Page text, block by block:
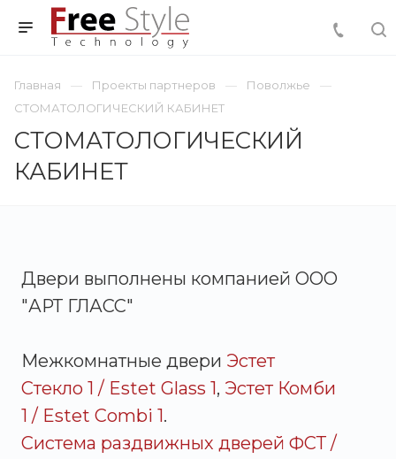
Главная Проекты партнеров
Поволжье
СТОМАТОЛОГИЧЕСКИЙ КАБИНЕТ
СТОМАТОЛОГИЧЕСКИЙ
КАБИНЕТ
Двери выполнены компанией ООО
"АРТ ГЛАСС"
Межкомнатные двери Эстет
Стекло 1 / Estet Glass 1, Эстет Комби
1 / Estet Combi 1.
Система раздвижных дверей ФСТ /